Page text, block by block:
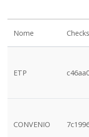
Nome
ETP
CONVENIO